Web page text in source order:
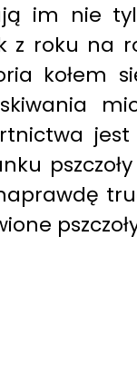
im nie
z roku na
kołem